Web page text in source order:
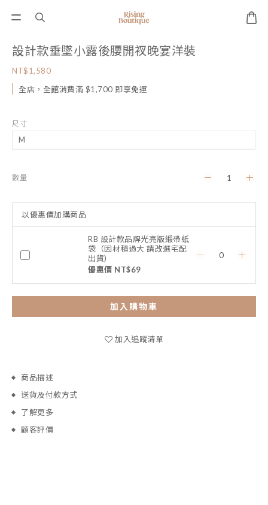
設計款垂墜小露後腰開衩晚宴洋裝
NT$1,580
全店，全館消費滿 $1,700 即享免運
尺寸
數量
以優惠價加購商品
RB 設計款品牌光亮版緞帶紙
袋（因材積過大 請改選宅配
出貨)
優惠價 NT$69
加入購物車
加入追蹤清單
商品描述
送貨及付款方式
了解更多
顧客評價